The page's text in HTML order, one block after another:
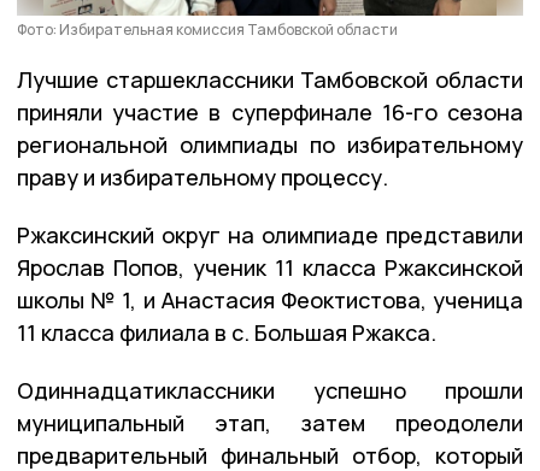
Фото: Избирательная комиссия Тамбовской области
Лучшие старшеклассники Тамбовской области
приняли участие в суперфинале 16-го сезона
региональной олимпиады по избирательному
праву и избирательному процессу.
Ржаксинский округ на олимпиаде представили
Ярослав Попов, ученик 11 класса Ржаксинской
школы № 1, и Анастасия Феоктистова, ученица
11 класса филиала в с. Большая Ржакса.
Одиннадцатиклассники успешно прошли
муниципальный этап, затем преодолели
предварительный финальный отбор, который